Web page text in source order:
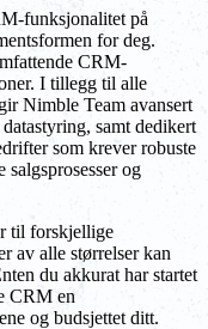
funksjonalitet på
for deg.
CRM-
I tillegg til alle
Nimble Team avansert
samt dedikert
som krever robuste
og
til forskjellige
av alle størrelser kan
du akkurat har startet
CRM en
og budsjettet ditt.